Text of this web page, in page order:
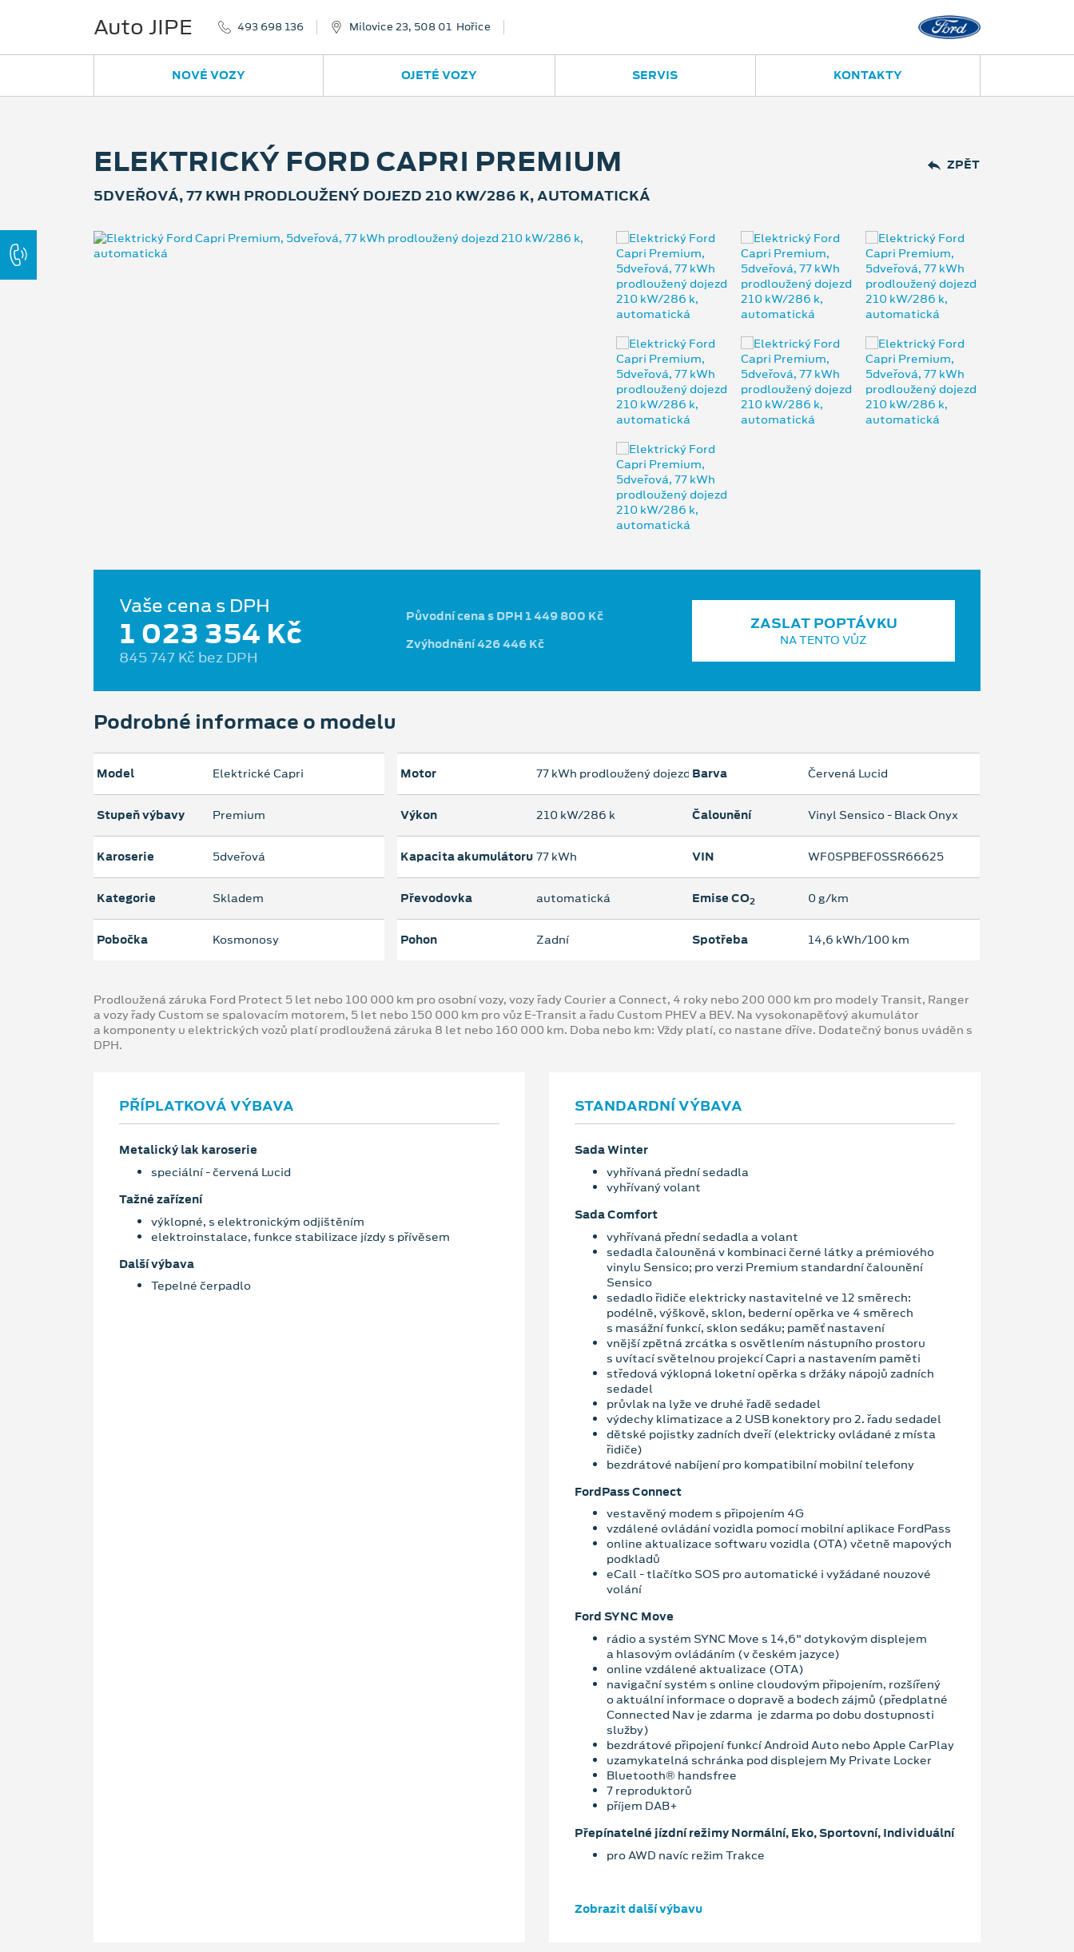
Auto JIPE 493 698 136 Milovice 23, 508 01 Hořice
NOVÉ VOZY OJETÉ VOZY SERVIS KONTAKTY
ZPĚT
ELEKTRICKÝ FORD CAPRI PREMIUM
5DVEŘOVÁ, 77 KWH PRODLOUŽENÝ DOJEZD 210 KW/286 K, AUTOMATICKÁ
Vaše cena s DPH
1 023 354 Kč
845 747 Kč bez DPH
Původní cena s DPH 1 449 800 Kč
Zvýhodnění 426 446 Kč
ZASLAT POPTÁVKU
NA TENTO VŮZ
Podrobné informace o modelu
Model Elektrické Capri
Stupeň výbavy Premium
Karoserie 5dveřová
Kategorie Skladem
Pobočka Kosmonosy
Motor 77 kWh prodloužený dojezd
Výkon 210 kW/286 k
Kapacita akumulátoru 77 kWh
Převodovka automatická
Pohon Zadní
Barva Červená Lucid
Čalounění Vinyl Sensico - Black Onyx
VIN WF0SPBEF0SSR66625
Emise CO2 0 g/km
Spotřeba 14,6 kWh/100 km
Prodloužená záruka Ford Protect 5 let nebo 100 000 km pro osobní vozy, vozy řady Courier a Connect, 4 roky nebo 200 000 km pro modely Transit, Ranger
a vozy řady Custom se spalovacím motorem, 5 let nebo 150 000 km pro vůz E-Transit a řadu Custom PHEV a BEV. Na vysokonapěťový akumulátor
a komponenty u elektrických vozů platí prodloužená záruka 8 let nebo 160 000 km. Doba nebo km: Vždy platí, co nastane dříve. Dodatečný bonus uváděn s
DPH.
PŘÍPLATKOVÁ VÝBAVA
Metalický lak karoserie
speciální - červená Lucid
Tažné zařízení
výklopné, s elektronickým odjištěním
elektroinstalace, funkce stabilizace jízdy s přívěsem
Další výbava
Tepelné čerpadlo
STANDARDNÍ VÝBAVA
Sada Winter
vyhřívaná přední sedadla
vyhřívaný volant
Sada Comfort
vyhřívaná přední sedadla a volant
sedadla čalouněná v kombinaci černé látky a prémiového
vinylu Sensico; pro verzi Premium standardní čalounění
Sensico
sedadlo řidiče elektricky nastavitelné ve 12 směrech:
podélně, výškově, sklon, bederní opěrka ve 4 směrech
s masážní funkcí, sklon sedáku; paměť nastavení
vnější zpětná zrcátka s osvětlením nástupního prostoru
s uvítací světelnou projekcí Capri a nastavením paměti
středová výklopná loketní opěrka s držáky nápojů zadních
sedadel
průvlak na lyže ve druhé řadě sedadel
výdechy klimatizace a 2 USB konektory pro 2. řadu sedadel
dětské pojistky zadních dveří (elektricky ovládané z místa
řidiče)
bezdrátové nabíjení pro kompatibilní mobilní telefony
FordPass Connect
vestavěný modem s připojením 4G
vzdálené ovládání vozidla pomocí mobilní aplikace FordPass
online aktualizace softwaru vozidla (OTA) včetně mapových
podkladů
eCall - tlačítko SOS pro automatické i vyžádané nouzové
volání
Ford SYNC Move
rádio a systém SYNC Move s 14,6" dotykovým displejem
a hlasovým ovládáním (v českém jazyce)
online vzdálené aktualizace (OTA)
navigační systém s online cloudovým připojením, rozšířený
o aktuální informace o dopravě a bodech zájmů (předplatné
Connected Nav je zdarma je zdarma po dobu dostupnosti
služby)
bezdrátové připojení funkcí Android Auto nebo Apple CarPlay
uzamykatelná schránka pod displejem My Private Locker
Bluetooth® handsfree
7 reproduktorů
příjem DAB+
Přepínatelné jízdní režimy Normální, Eko, Sportovní, Individuální
pro AWD navíc režim Trakce
Zobrazit další výbavu